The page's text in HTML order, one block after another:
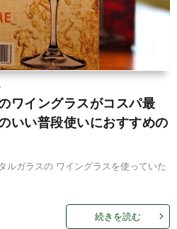
ワイングラスがコスパ最
いい普段使いにおすすめの
ガラスの ワイングラスを使っていた
続きを読む